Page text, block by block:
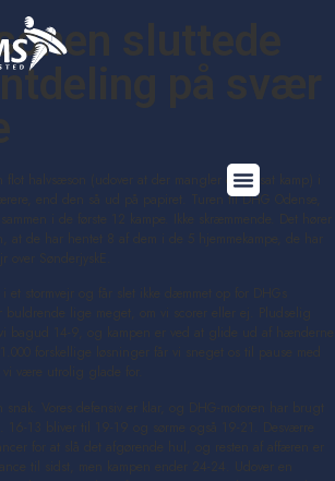
sluttede
på svær
flot halvsæson (udover at der mangler en udsat kamp) i
end den så ud på papiret. Turen til DHG Odense,